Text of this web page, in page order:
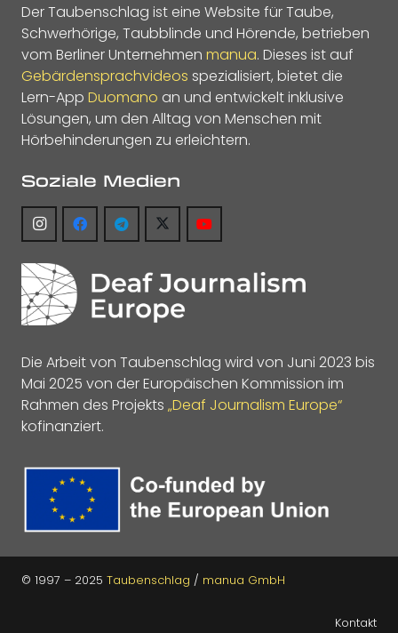
Der Taubenschlag ist eine Website für Taube,
Schwerhörige, Taubblinde und Hörende, betrieben
vom Berliner Unternehmen manua. Dieses ist auf
Gebärdensprachvideos spezialisiert, bietet die
Lern-App Duomano an und entwickelt inklusive
Lösungen, um den Alltag von Menschen mit
Hörbehinderungen zu erleichtern.
Soziale Medien
Die Arbeit von Taubenschlag wird von Juni 2023 bis
Mai 2025 von der Europäischen Kommission im
Rahmen des Projekts „Deaf Journalism Europe“
kofinanziert.
© 1997 – 2025 Taubenschlag / manua GmbH
Kontakt